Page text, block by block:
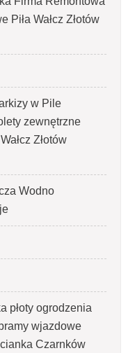
Piła Wałcz Złotów
w Pile
zewnętrzne
Złotów
Wodno
płoty ogrodzenia
wjazdowe
Czarnków